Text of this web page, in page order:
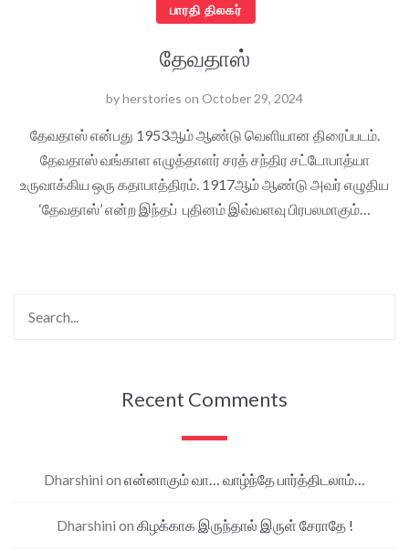
பாரதி திலகர்
தேவதாஸ்
byherstories on October 29, 2024
தேவதாஸ் என்பது 1953ஆம் ஆண்டு வெளியான திரைப்படம்.
தேவதாஸ் வங்காள எழுத்தாளர் சரத் சந்திர சட்டோபாத்யா
உருவாக்கிய ஒரு கதாபாத்திரம். 1917ஆம் ஆண்டு அவர் எழுதிய
‘தேவதாஸ்’ என்ற இந்தப் புதினம் இவ்வளவு பிரபலமாகும்…
Recent Comments
Dharshini on என்னாகும் வா… வாழ்ந்தே பார்த்திடலாம்…
Dharshini on கிழக்காக இருந்தால் இருள் சேராதே !